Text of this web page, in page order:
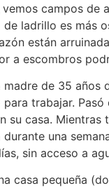
campos
ladrillo es más
están
a escombros
de 35
trabajar.
su casa.
una
sin acceso a
casa pequeña